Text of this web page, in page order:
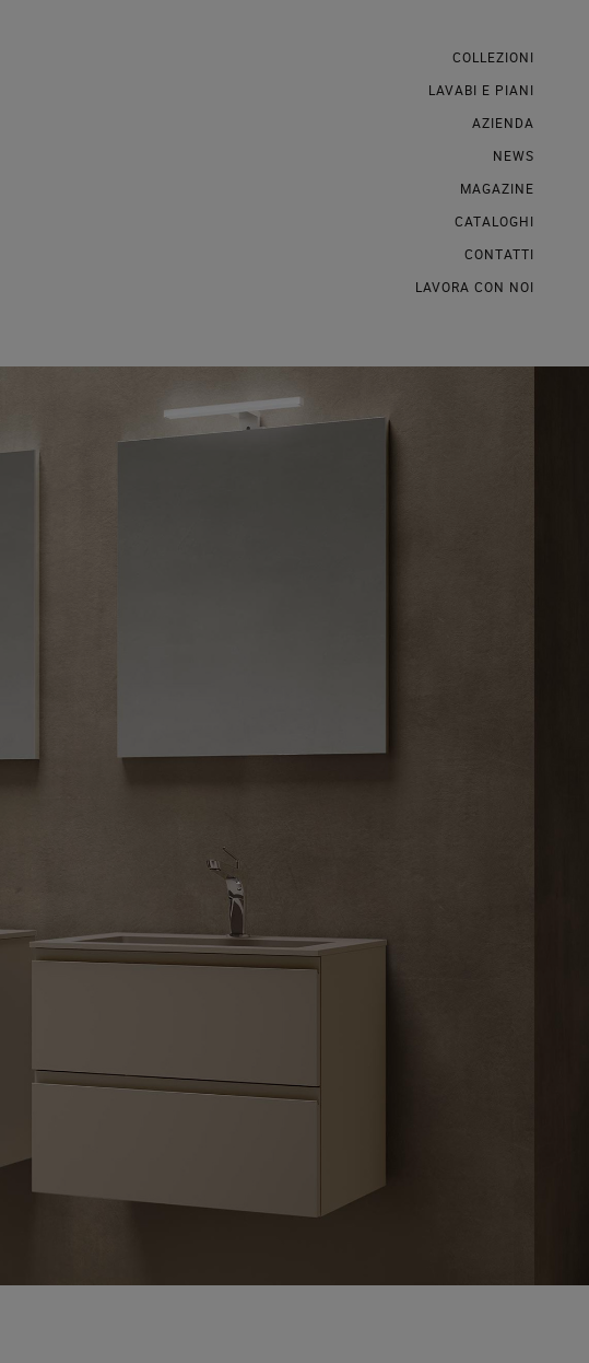
COLLEZIONI
LAVABI E PIANI
AZIENDA
NEWS
MAGAZINE
CATALOGHI
CONTATTI
LAVORA CON NOI